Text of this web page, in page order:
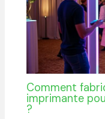
Comment
imprimante
?